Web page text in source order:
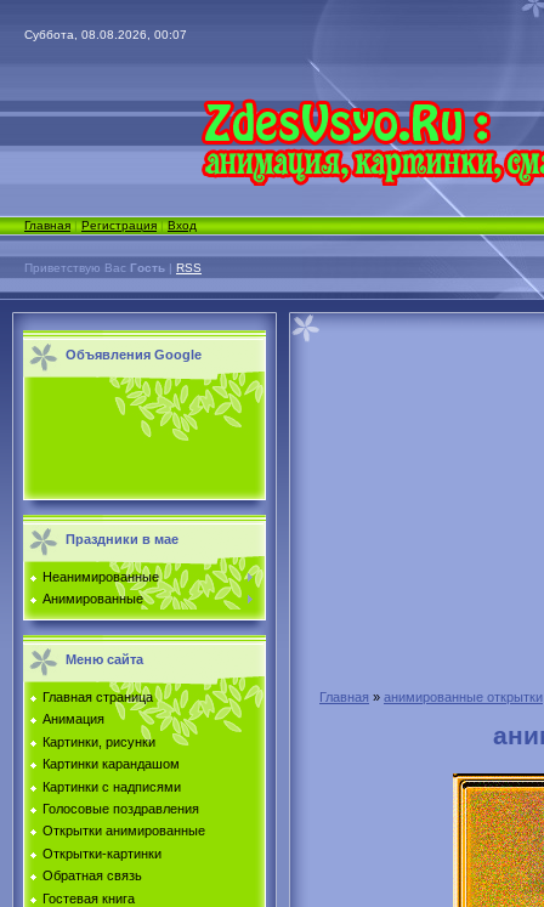
Суббота, 08.08.2026, 00:07
Главная|Регистрация|Вход
Приветствую Вас Гость | RSS
Объявления Google
Праздники в мае
Неанимированные
Анимированные
Меню сайта
Главная страница
Анимация
Картинки, рисунки
Картинки карандашом
Картинки с надписями
Голосовые поздравления
Открытки анимированные
Открытки-картинки
Обратная связь
Гостевая книга
Главная » анимированные открытки